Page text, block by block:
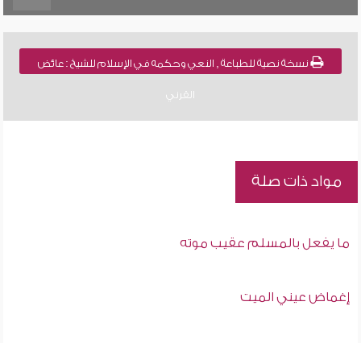
نسخة نصية للطباعة , النعي وحكمه في الإسلام للشيخ : عائض
القرني
مواد ذات صلة
ما يفعل بالمسلم عقيب موته
إغماض عيني الميت